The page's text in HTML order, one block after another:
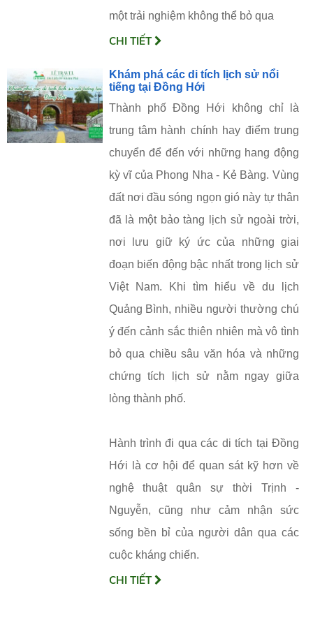
một trải nghiệm không thể bỏ qua
CHI TIẾT
Khám phá các di tích lịch sử nổi
tiếng tại Đồng Hới
Thành phố Đồng Hới không chỉ là
trung tâm hành chính hay điểm trung
chuyển để đến với những hang động
kỳ vĩ của Phong Nha - Kẻ Bàng. Vùng
đất nơi đầu sóng ngọn gió này tự thân
đã là một bảo tàng lịch sử ngoài trời,
nơi lưu giữ ký ức của những giai
đoạn biến động bậc nhất trong lịch sử
Việt Nam. Khi tìm hiểu về du lịch
Quảng Bình, nhiều người thường chú
ý đến cảnh sắc thiên nhiên mà vô tình
bỏ qua chiều sâu văn hóa và những
chứng tích lịch sử nằm ngay giữa
lòng thành phố.
Hành trình đi qua các di tích tại Đồng
Hới là cơ hội để quan sát kỹ hơn về
nghệ thuật quân sự thời Trịnh -
Nguyễn, cũng như cảm nhận sức
sống bền bỉ của người dân qua các
cuộc kháng chiến.
CHI TIẾT